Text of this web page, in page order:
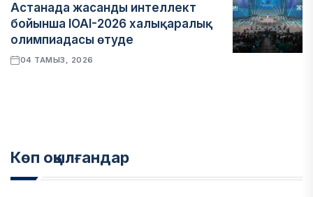
Астанада жасанды интеллект
бойынша IOAI-2026 халықаралық
олимпиадасы өтуде
04 ТАМЫЗ, 2026
Көп оқылғандар